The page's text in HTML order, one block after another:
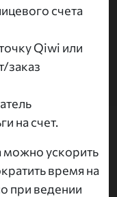
счета
Qiwi или
заказ
на счет.
можно ускорить
время на
при ведении